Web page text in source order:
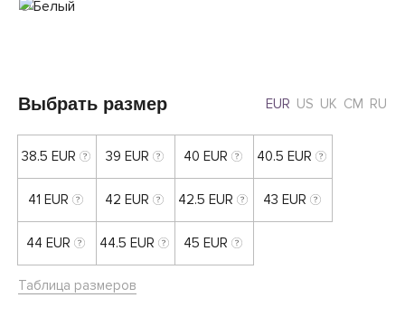
Выбрать размер EUR US UK CM RU
38.5 EUR 39 EUR 40 EUR 40.5 EUR
41 EUR 42 EUR 42.5 EUR 43 EUR
44 EUR 44.5 EUR 45 EUR
Таблица размеров